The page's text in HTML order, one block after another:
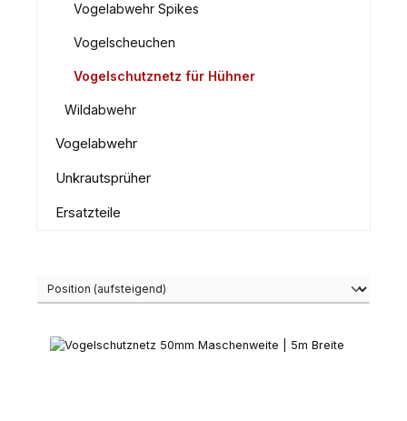
Vogelabwehr Spikes
Vogelscheuchen
Vogelschutznetz für Hühner
Wildabwehr
Vogelabwehr
Unkrautsprüher
Ersatzteile